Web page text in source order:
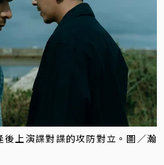
上演諜對諜的攻防對立。圖／瀚